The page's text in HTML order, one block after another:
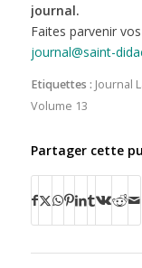
journal.
Faites parvenir
journal@saint-
Etiquettes : Journal
Volume 13
Partager cette